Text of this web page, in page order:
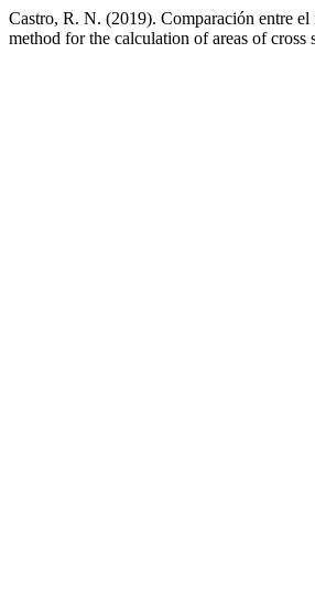
Castro, R. N. (2019). Comparación entre el
method for the calculation of areas of cross